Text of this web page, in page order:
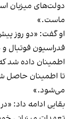
دولت‌های میزبان
ماست.»
او گفت: «دو روز
فدراسیون فوتبال و
اطمینان داده شد
تا اطمینان حاصل
می‌شود.»
بقایی ادامه داد: